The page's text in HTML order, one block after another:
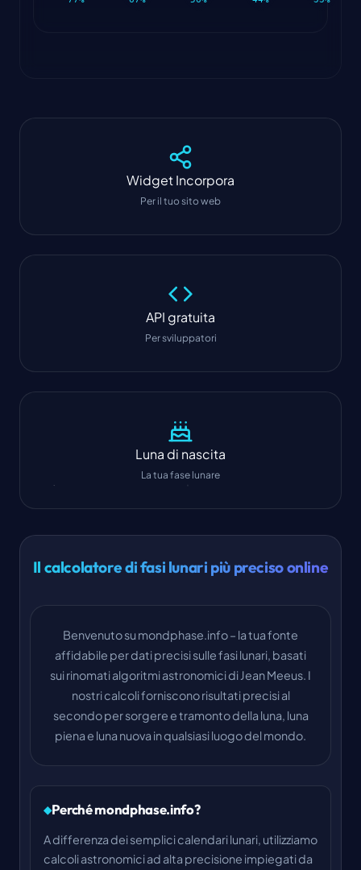
WidgetIncorpora
Per il tuo sito web
API gratuita
Per sviluppatori
Luna di nascita
La tua fase lunare
Il calcolatore di fasi lunari più preciso online
Benvenuto su mondphase.info – la tua fonte
affidabile per dati precisi sulle fasi lunari, basati
sui rinomati algoritmi astronomici di Jean Meeus. I
nostri calcoli forniscono risultati precisi al
secondo per sorgere e tramonto della luna, luna
piena e luna nuova in qualsiasi luogo del mondo.
Perché mondphase.info?
A differenza dei semplici calendari lunari, utilizziamo
calcoli astronomici ad alta precisione impiegati da